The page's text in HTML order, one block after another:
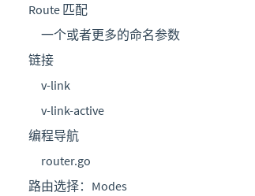
Route 匹配
一个或者更多的命名参数
链接
v-link
v-link-active
编程导航
router.go
路由选择：Modes